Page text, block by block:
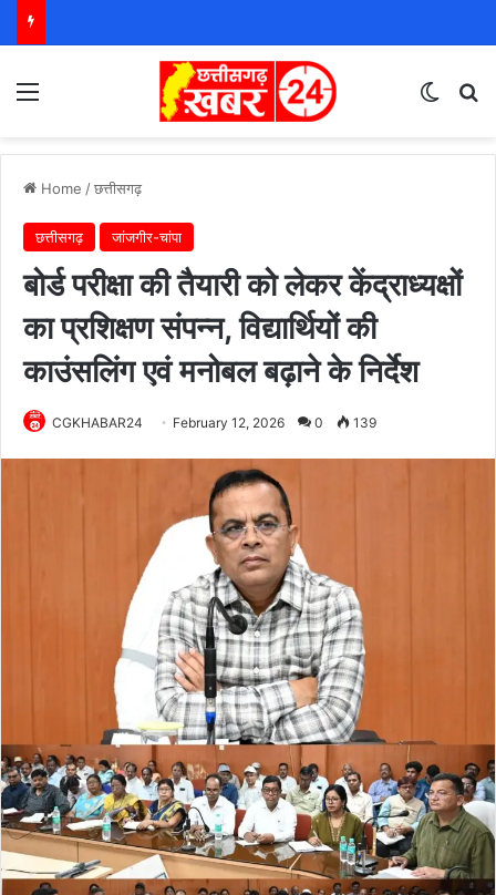
Home /छत्तीसगढ़
छत्तीसगढ़ जांजगीर-चांपा
बोर्ड परीक्षा की तैयारी को लेकर केंद्राध्यक्षों
का प्रशिक्षण संपन्न, विद्यार्थियों की
काउंसलिंग एवं मनोबल बढ़ाने के निर्देश
CGKHABAR24 February 12, 2026 0 139